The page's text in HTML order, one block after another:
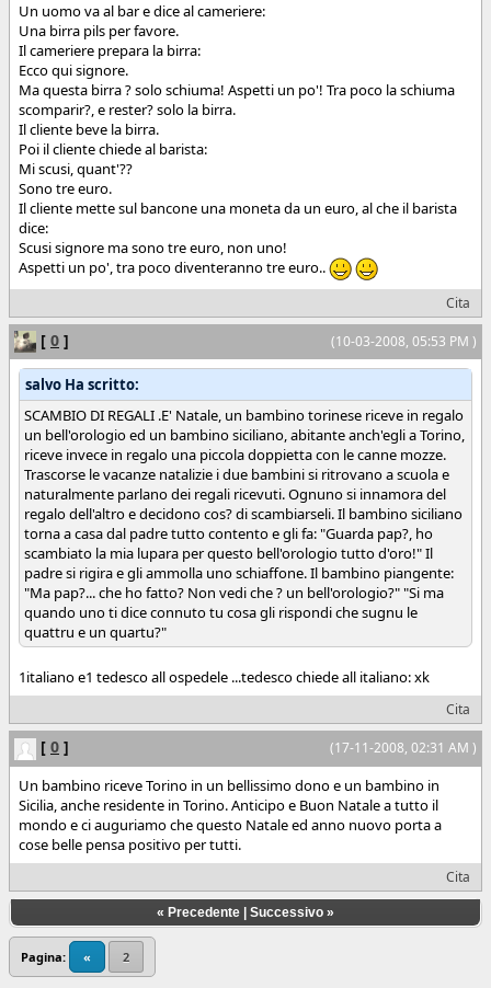
Un uomo va al bar e dice al cameriere:
Una birra pils per favore.
Il cameriere prepara la birra:
Ecco qui signore.
Ma questa birra ? solo schiuma! Aspetti un po'! Tra poco la schiuma
scomparir?, e rester? solo la birra.
Il cliente beve la birra.
Poi il cliente chiede al barista:
Mi scusi, quant'??
Sono tre euro.
Il cliente mette sul bancone una moneta da un euro, al che il barista
dice:
Scusi signore ma sono tre euro, non uno!
Aspetti un po', tra poco diventeranno tre euro..
Cita
(10-03-2008, 05:53 PM )
[ 0 ]
salvo Ha scritto:
SCAMBIO DI REGALI .E' Natale, un bambino torinese riceve in regalo
un bell'orologio ed un bambino siciliano, abitante anch'egli a Torino,
riceve invece in regalo una piccola doppietta con le canne mozze.
Trascorse le vacanze natalizie i due bambini si ritrovano a scuola e
naturalmente parlano dei regali ricevuti. Ognuno si innamora del
regalo dell'altro e decidono cos? di scambiarseli. Il bambino siciliano
torna a casa dal padre tutto contento e gli fa: "Guarda pap?, ho
scambiato la mia lupara per questo bell'orologio tutto d'oro!" Il
padre si rigira e gli ammolla uno schiaffone. Il bambino piangente:
"Ma pap?... che ho fatto? Non vedi che ? un bell'orologio?" "Si ma
quando uno ti dice connuto tu cosa gli rispondi che sugnu le
quattru e un quartu?"
1italiano e1 tedesco all ospedele ...tedesco chiede all italiano: xk
Cita
(17-11-2008, 02:31 AM )
[ 0 ]
Un bambino riceve Torino in un bellissimo dono e un bambino in
Sicilia, anche residente in Torino. Anticipo e Buon Natale a tutto il
mondo e ci auguriamo che questo Natale ed anno nuovo porta a
cose belle pensa positivo per tutti.
Cita
« Precedente | Successivo »
Pagina: « 2